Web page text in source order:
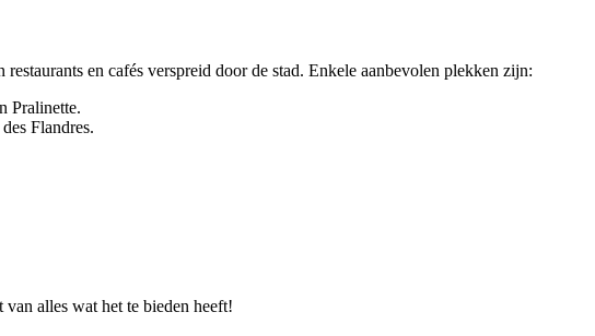
en cafés verspreid door de stad. Enkele aanbevolen plekken zijn:
Pralinette.
Flandres.
alles wat het te bieden heeft!